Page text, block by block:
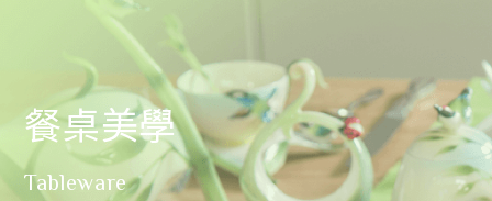
送禮推薦
作品功能
送禮情境
生活靈感
尊榮典藏
所有作品 新品上市
送禮推薦
新訊 NEWS
常見問題 FAQ
聯絡我們 CONTACT
餐桌美學
Tableware